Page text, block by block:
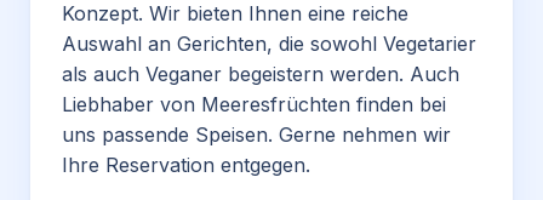
Konzept. Wir bieten Ihnen eine reiche
Auswahl an Gerichten, die sowohl Vegetarier
als auch Veganer begeistern werden. Auch
Liebhaber von Meeresfrüchten finden bei
uns passende Speisen. Gerne nehmen wir
Ihre Reservation entgegen.